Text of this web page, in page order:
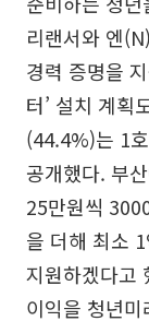
리랜서와 엔
경력 증명을
터’ 설치 계획
(44.4%)는 1
공개했다. 부
25만원씩
을 더해 최소
지원하겠다고
이익을 청년